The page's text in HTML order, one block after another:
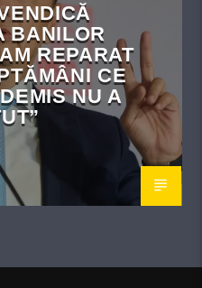
BANILOR
REPARAT
CE
NU A